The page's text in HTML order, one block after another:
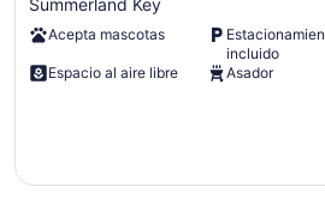
Tiki
Hut
Summerland
Acepta mascotas
incluido
Espacio al aire libre
Asador